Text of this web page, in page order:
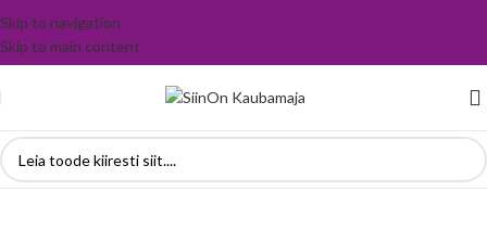
Skip to navigation
Skip to main content